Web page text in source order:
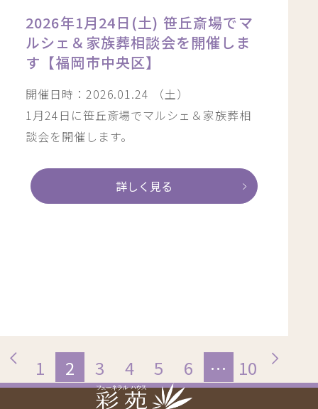
2026年1月24日(土) 笹丘斎場でマ
ルシェ＆家族葬相談会を開催しま
す【福岡市中央区】
開催日時：2026.01.24 （土）
1月24日に笹丘斎場でマルシェ＆家族葬相
談会を開催します。
詳しく見る
1 2 3 4 5 6 … 10
へ